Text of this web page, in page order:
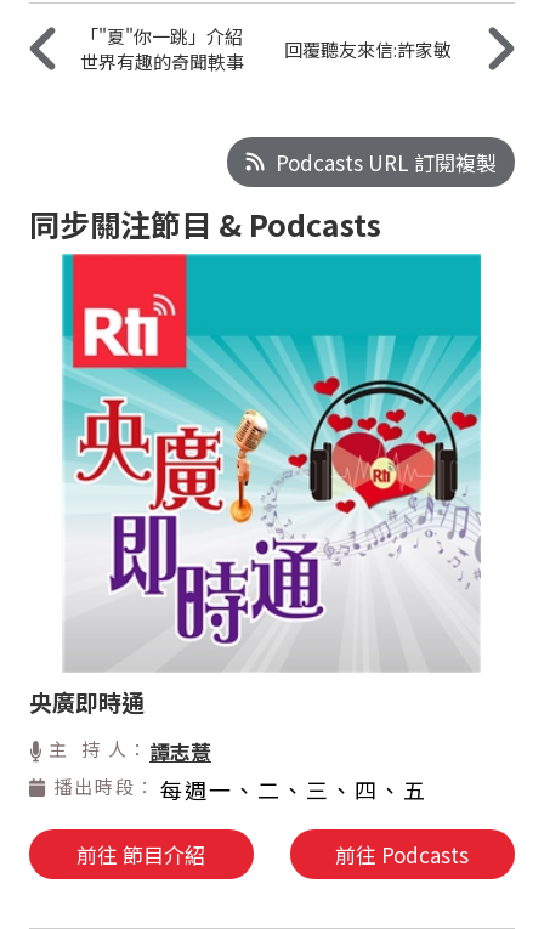
「"夏"你一跳」介紹
世界有趣的奇聞軼事
回覆聽友來信:許家敏
Podcasts URL 訂閱複製
同步關注節目 & Podcasts
央廣即時通
主 持 人： 譚志薏
播出時段： 每週一、二、三、四、五
前往 節目介紹 前往 Podcasts